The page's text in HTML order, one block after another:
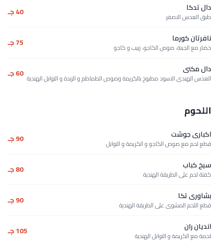
دال تدكا
طبق العدس الاصفر 40 جـ
نافرتان كورما
خضار مع الجبنة، صوص الكاجو، زبيب و كاجو 75 جـ
دال مكنى
العدس الهندى الاسود مطبوخ بالكريمة وصوص الطماطم و الزبدة و التوابل الهندية 60 جـ
اللحوم
اكبارى جوشت
قطع لحم مع صوص الكاجو و الكريمة و التوابل 90 جـ
سيخ كباب
كفتة لحم على الطريقة الهندية 80 جـ
بشاورى تكا
قطع اللحم المشوى على الطريقة الهندية 90 جـ
انديان ران
لحمة مع الكريمة و التوابل الهندية 105 جـ